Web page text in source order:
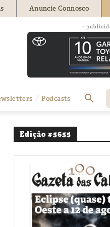
Anuncie Connosco
-
Podcasts
na
Edição #5655